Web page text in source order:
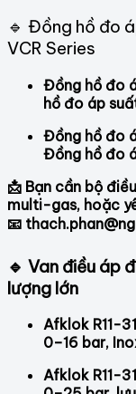
🔹 Đồng hồ đo
VCR Series
Đồng hồ đo
hồ đo áp
Đồng hồ đo
Đồng hồ đo
📩 Bạn cần bộ
multi-gas, hoặc
📧
🔹 Van điều áp
lượng lớn
Afklok R11-
0–16 bar,
Afklok R11-